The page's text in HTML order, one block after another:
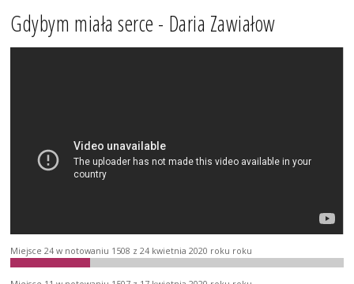
Gdybym miała serce - Daria Zawiałow
Miejsce 24 w notowaniu 1508 z 24 kwietnia 2020 roku roku